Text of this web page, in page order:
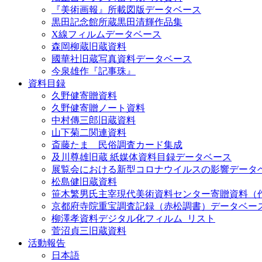
『美術画報』所載図版データベース
黒田記念館所蔵黒田清輝作品集
X線フィルムデータベース
森岡柳蔵旧蔵資料
國華社旧蔵写真資料データベース
今泉雄作『記事珠』
資料目録
久野健寄贈資料
久野健寄贈ノート資料
中村傳三郎旧蔵資料
山下菊二関連資料
斎藤たま 民俗調査カード集成
及川尊雄旧蔵 紙媒体資料目録データベース
展覧会における新型コロナウイルスの影響データ
松島健旧蔵資料
笹木繁男氏主宰現代美術資料センター寄贈資料（
京都府寺院重宝調査記録（赤松調書）データベー
柳澤孝資料デジタル化フィルム_リスト
菅沼貞三旧蔵資料
活動報告
日本語